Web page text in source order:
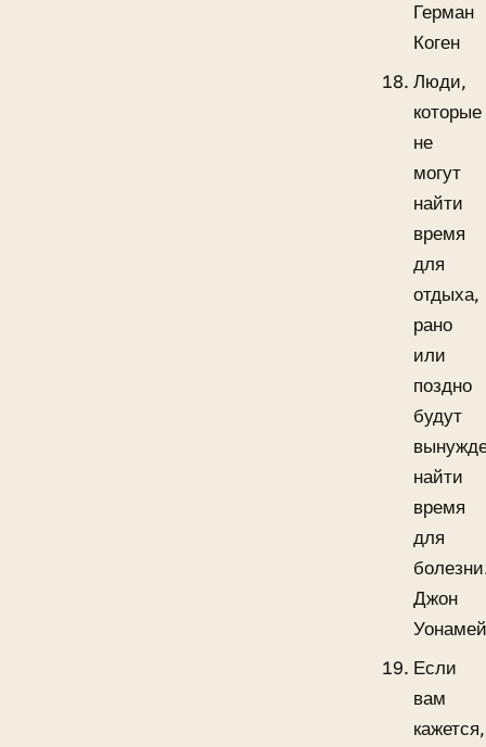
Герман
Коген
Люди,
которые
не
могут
найти
время
для
отдыха,
рано
или
поздно
будут
найти
время
для
Джон
Если
вам
кажется,